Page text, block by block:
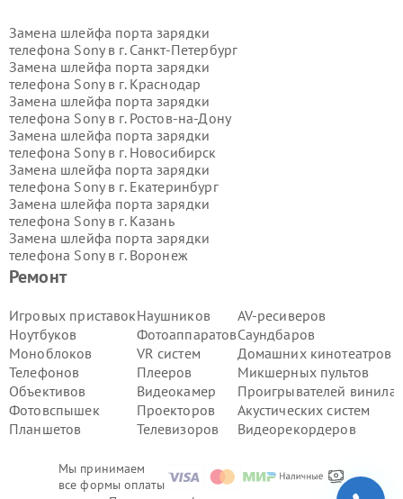
Мы принимаем
все формы оплаты
Ремонт
Игровых приставок
Ноутбуков
Моноблоков
Телефонов
Объективов
Фотовспышек
Планшетов
Наушников
Фотоаппаратов
VR систем
Плееров
Видеокамер
Проекторов
Телевизоров
AV-ресиверов
Саундбаров
Домашних кинотеатров
Микшерных пультов
Проигрывателей винила
Акустических систем
Видеорекордеров
Замена шлейфа порта зарядки
телефона Sony в г. Санкт-Петербург
Замена шлейфа порта зарядки
телефона Sony в г. Краснодар
Замена шлейфа порта зарядки
телефона Sony в г. Ростов-на-Дону
Замена шлейфа порта зарядки
телефона Sony в г. Новосибирск
Замена шлейфа порта зарядки
телефона Sony в г. Екатеринбург
Замена шлейфа порта зарядки
телефона Sony в г. Казань
Замена шлейфа порта зарядки
телефона Sony в г. Воронеж
Замена шлейфа порта зарядки
телефона Sony в г.
телефона Sony в г.Самара
Замена шлейфа порта зарядки
телефона Sony в г.
Пермь
Замена шлейфа порта зарядки
телефона Sony в г.
Красноярск
Замена шлейфа порта зарядки
телефона Sony в г.
Ижевск
Замена шлейфа порта зарядки
телефона Sony в г.
Замена шлейфа порта зарядки
телефона Sony в г.Тюмень